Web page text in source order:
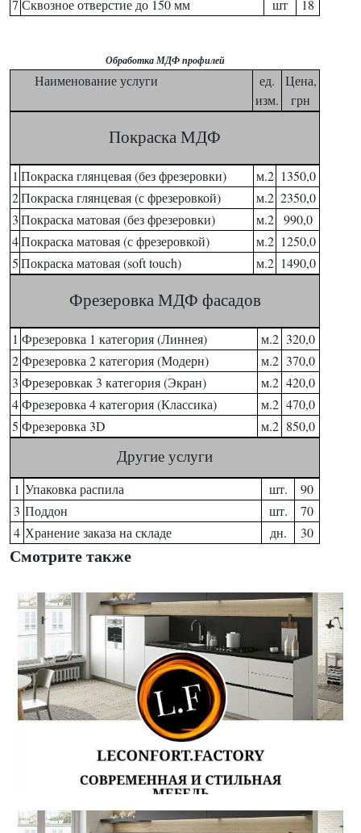
7 Сквозное отверстие до 150 мм шт 18
Обработка МДФ профилей
Наименование услуги
ед.
изм.
Цена,
грн
Покраска МДФ
1 Покраска глянцевая (без фрезеровки) м.2 1350,0
2Покраска глянцевая (с фрезеровкой) м.2 2350,0
3Покраска матовая (без фрезеровки) м.2 990,0
4Покраска матовая (с фрезеровкой) м.2 1250,0
5Покраска матовая (soft touch) м.2 1490,0
Фрезеровка МДФ фасадов
1 Фрезеровка 1 категория (Линнея) м.2 320,0
2Фрезеровка 2 категория (Модерн) м.2 370,0
3 Фрезеровкак 3 категория (Экран) м.2 420,0
4Фрезеровка 4 категория (Классика) м.2 470,0
5 Фрезеровка 3D м.2 850,0
Другие услуги
1 Упаковка распила шт.
90
3 Поддон шт.
70
4 Хранение заказа на складе дн. 30
Смотрите также